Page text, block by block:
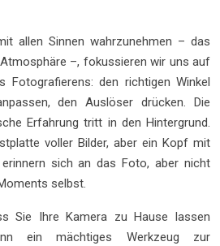
allen Sinnen wahrzunehmen – das
–, fokussieren wir uns auf
Fotografierens: den richtigen Winkel
den Auslöser drücken. Die
Erfahrung tritt in den Hintergrund.
voller Bilder, aber ein Kopf mit
erinnern sich an das Foto, aber nicht
selbst.
Sie Ihre Kamera zu Hause lassen
ein mächtiges Werkzeug zur